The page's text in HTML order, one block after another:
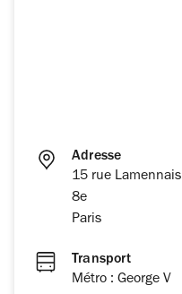
Adresse
15 rue Lamennais
8e
Paris
Transport
Métro : George V